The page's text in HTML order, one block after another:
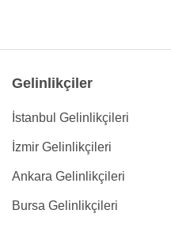
Gelinlikçiler
İstanbul Gelinlikçileri
İzmir Gelinlikçileri
Ankara Gelinlikçileri
Bursa Gelinlikçileri